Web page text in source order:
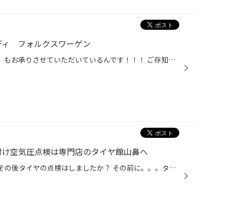
ィ フォルクスワーゲン
タイヤ館って実は、、、 【車検】もお承りさせていただいているんです！！！ ご存知ない方もいらっしゃいますかと思いますが。。。 今月も多くご依頼いただいておりますが、無料の代車予約枠空きあります♪ 代車には限りがございますのでお早目のご予約お願いいたします！！ 【輸入車】【SUV】なんで...
け空気圧点検は専門店のタイヤ館山鼻へ
冬タイヤへ交換されたお客様！ その後タイヤの点検はしましたか？ その前に。。。タイヤの点検はしましたか？ 馴染みによるナットの緩み 外気温でのタイヤ空気圧の変化 取付後1週間ほどで再点検をオススメしています！ ナットの緩みで脱輪事故・・・ 空気圧低下で燃費悪化・偏ったタイヤの減り・ハ...